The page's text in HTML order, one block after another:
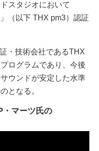
スタジオにおいて
（以下 THX pm3）認証
・技術会社であるTHX
ログラムであり、今後
ウンドが安定した水準
となる。
・マーツ氏の